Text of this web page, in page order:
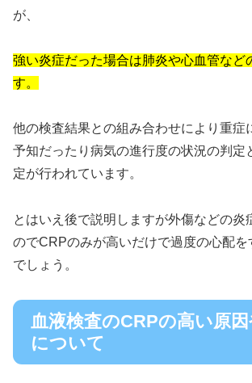
が、
強い炎症だった場合は肺炎や心血管など
す。
他の検査結果との組み合わせにより重症
予知だったり病気の進行度の状況の判定
定が行われています。
とはいえ後で説明しますが外傷などの炎
のでCRPのみが高いだけで過度の心配を
でしょう。
血液検査のCRPの高い原
について